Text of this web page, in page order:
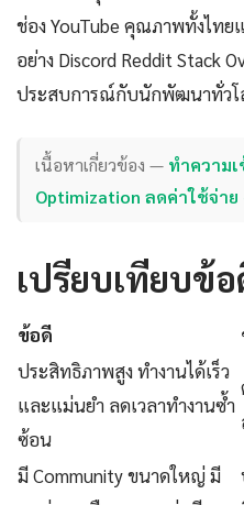
ช่อง YouTube คุณภาพทั้งไท
อย่าง Discord Reddit Stack
ประสบการณ์กับนักพัฒนาทั่วโ
เนื้อหาเกี่ยวข้อง — ทำความเ
Optimization ลดค่าใช้จ่า
เปรียบเทียบข้
ข้อดี
ประสิทธิภาพสูง ทำงานได้เร็ว
และแม่นยำ ลดเวลาทำงานซ้ำ
ซ้อน
มี Community ขนาดใหญ่ มี